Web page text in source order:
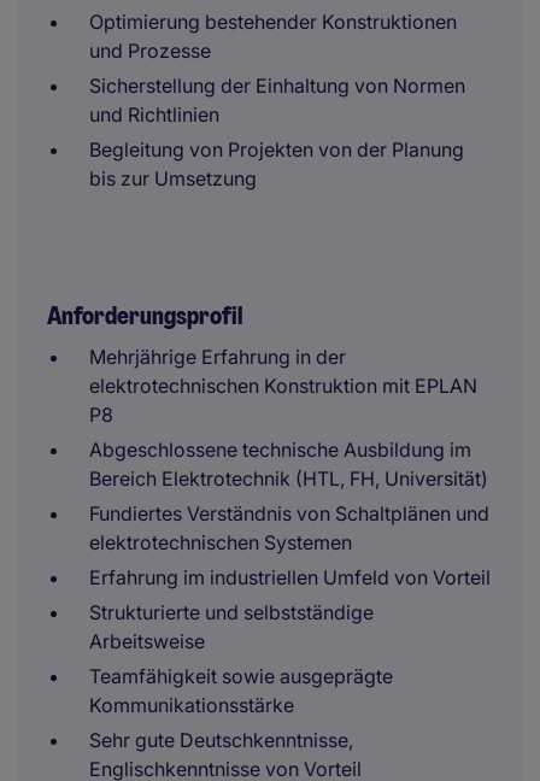
Optimierung bestehender Konstruktionen
und Prozesse
Sicherstellung der Einhaltung von Normen
und Richtlinien
Begleitung von Projekten von der Planung
bis zur Umsetzung
Anforderungsprofil
Mehrjährige Erfahrung in der
elektrotechnischen Konstruktion mit EPLAN
P8
Abgeschlossene technische Ausbildung im
Bereich Elektrotechnik (HTL, FH, Universität)
Fundiertes Verständnis von Schaltplänen und
elektrotechnischen Systemen
Erfahrung im industriellen Umfeld von Vorteil
Strukturierte und selbstständige
Arbeitsweise
Teamfähigkeit sowie ausgeprägte
Kommunikationsstärke
Sehr gute Deutschkenntnisse,
Englischkenntnisse von Vorteil